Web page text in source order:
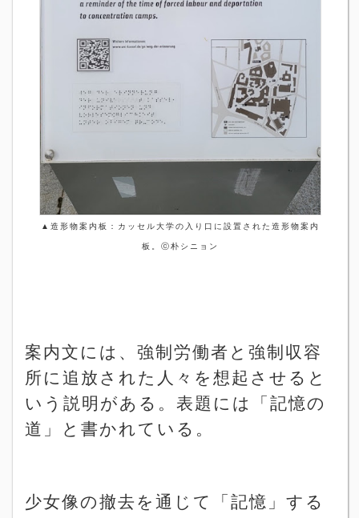
▲ 造形物案内板：カッセル大学の入り口に設置された造形物案内
板。 ⓒ朴シニョン
案内文には、強制労働者と強制収容
所に追放された人々を想起させると
いう説明がある。表題には「記憶の
道」と書かれている。
少女像の撤去を通じて「記憶」する